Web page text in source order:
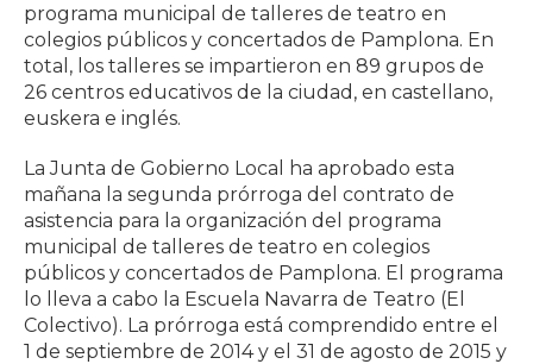
programa municipal de talleres de teatro en
colegios públicos y concertados de Pamplona. En
total, los talleres se impartieron en 89 grupos de
26 centros educativos de la ciudad, en castellano,
euskera e inglés.
La Junta de Gobierno Local ha aprobado esta
mañana la segunda prórroga del contrato de
asistencia para la organización del programa
municipal de talleres de teatro en colegios
públicos y concertados de Pamplona. El programa
lo lleva a cabo la Escuela Navarra de Teatro (El
Colectivo). La prórroga está comprendido entre el
1 de septiembre de 2014 y el 31 de agosto de 2015 y